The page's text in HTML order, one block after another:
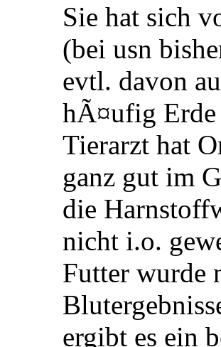
Sie hat sich
(bei usn
evtl. davon
hÃ¤ufig Erde
Tierarzt hat
ganz gut im
die
nicht i.o.
Futter wurde
ergibt es ein